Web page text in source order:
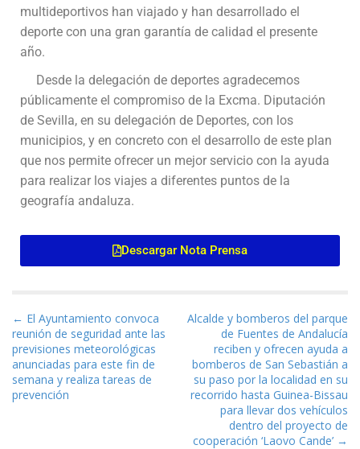
multideportivos han viajado y han desarrollado el
deporte con una gran garantía de calidad el presente
año.
Desde la delegación de deportes agradecemos
públicamente el compromiso de la Excma. Diputación
de Sevilla, en su delegación de Deportes, con los
municipios, y en concreto con el desarrollo de este plan
que nos permite ofrecer un mejor servicio con la ayuda
para realizar los viajes a diferentes puntos de la
geografía andaluza.
Descargar Nota Prensa
Navegación de entradas
← El Ayuntamiento convoca
reunión de seguridad ante las
previsiones meteorológicas
anunciadas para este fin de
semana y realiza tareas de
prevención
Alcalde y bomberos del parque
de Fuentes de Andalucía
reciben y ofrecen ayuda a
bomberos de San Sebastián a
su paso por la localidad en su
recorrido hasta Guinea-Bissau
para llevar dos vehículos
dentro del proyecto de
cooperación ‘Laovo Cande’ →